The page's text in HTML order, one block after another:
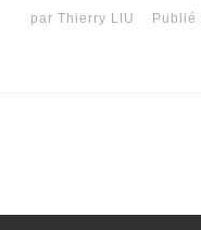
par Thierry LIU Publié